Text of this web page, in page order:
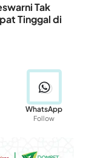
Tak
Tinggal di
WhatsApp
Follow